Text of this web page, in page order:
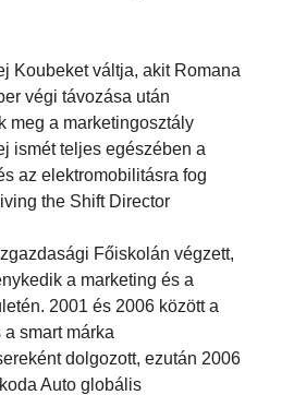
Koubeket váltja, akit Romana
végi távozása után
meg a marketingosztály
ismét teljes egészében a
az elektromobilitásra fog
the Shift Director
Főiskolán végzett,
a marketing és a
2001 és 2006 között a
smart márka
dolgozott, ezután 2006
Auto globális